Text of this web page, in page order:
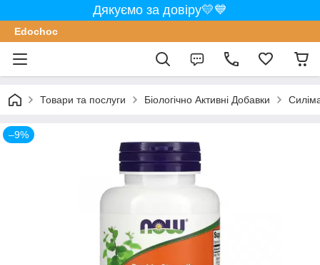
Дякуємо за довіру💛💙
Edochoс
Товари та послуги Біологічно Активні Добавки
–9%